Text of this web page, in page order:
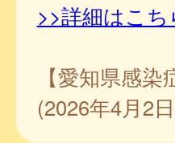
>>詳細はこち
【愛知県感
(2026年4月2